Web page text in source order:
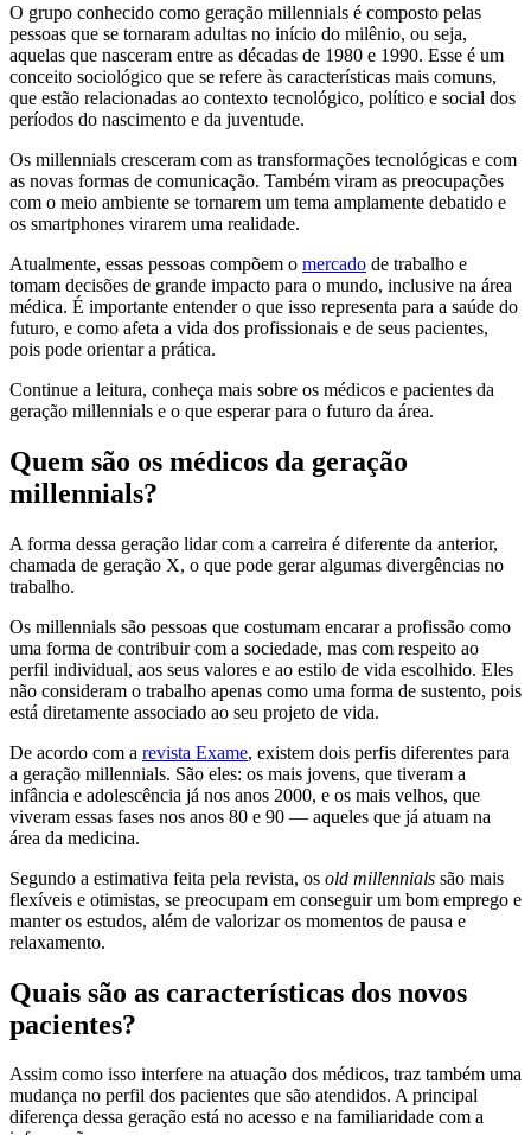
O grupo conhecido como geração millennials é composto pelas
pessoas que se tornaram adultas no início do milênio, ou seja,
aquelas que nasceram entre as décadas de 1980 e 1990. Esse é um
conceito sociológico que se refere às características mais comuns,
que estão relacionadas ao contexto tecnológico, político e social dos
períodos do nascimento e da juventude.
Os millennials cresceram com as transformações tecnológicas e com
as novas formas de comunicação. Também viram as preocupações
com o meio ambiente se tornarem um tema amplamente debatido e
os smartphones virarem uma realidade.
Atualmente, essas pessoas compõem o mercado de trabalho e
tomam decisões de grande impacto para o mundo, inclusive na área
médica. É importante entender o que isso representa para a saúde do
futuro, e como afeta a vida dos profissionais e de seus pacientes,
pois pode orientar a prática.
Continue a leitura, conheça mais sobre os médicos e pacientes da
geração millennials e o que esperar para o futuro da área.
Quem são os médicos da geração
millennials?
A forma dessa geração lidar com a carreira é diferente da anterior,
chamada de geração X, o que pode gerar algumas divergências no
trabalho.
Os millennials são pessoas que costumam encarar a profissão como
uma forma de contribuir com a sociedade, mas com respeito ao
perfil individual, aos seus valores e ao estilo de vida escolhido. Eles
não consideram o trabalho apenas como uma forma de sustento, pois
está diretamente associado ao seu projeto de vida.
De acordo com a revista Exame, existem dois perfis diferentes para
a geração millennials. São eles: os mais jovens, que tiveram a
infância e adolescência já nos anos 2000, e os mais velhos, que
viveram essas fases nos anos 80 e 90 — aqueles que já atuam na
área da medicina.
Segundo a estimativa feita pela revista, os old millennials são mais
flexíveis e otimistas, se preocupam em conseguir um bom emprego e
manter os estudos, além de valorizar os momentos de pausa e
relaxamento.
Quais são as características dos novos
pacientes?
Assim como isso interfere na atuação dos médicos, traz também uma
mudança no perfil dos pacientes que são atendidos. A principal
diferença dessa geração está no acesso e na familiaridade com a